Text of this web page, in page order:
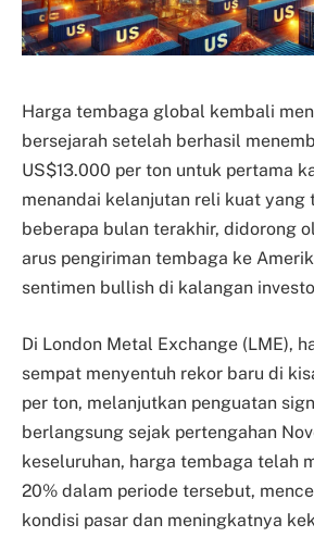
Harga tembaga global kembali
bersejarah setelah berhasil
US$13.000 per ton untuk pertama
menandai kelanjutan reli kuat yang
beberapa bulan terakhir, didorong
arus pengiriman tembaga ke
sentimen bullish di kalangan
Di London Metal Exchange (LME),
sempat menyentuh rekor baru di
per ton, melanjutkan penguatan
berlangsung sejak pertengahan
keseluruhan, harga tembaga telah
20% dalam periode tersebut,
kondisi pasar dan meningkatnya